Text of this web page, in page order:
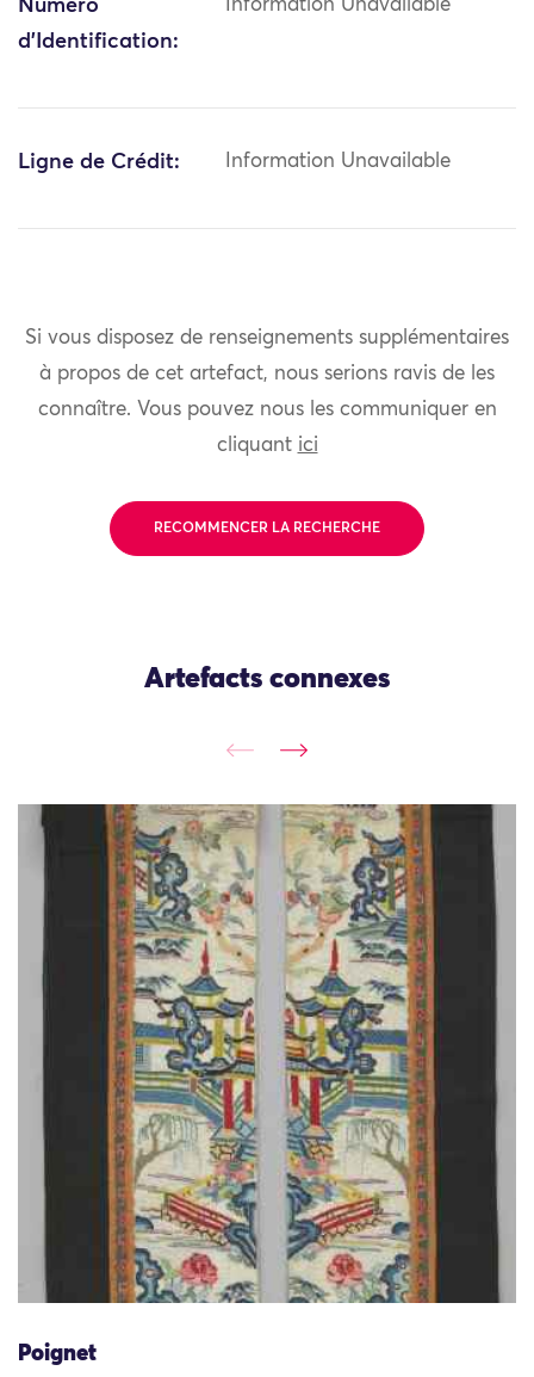
Numéro
d'Identification:
Information Unavailable
Ligne de Crédit: Information Unavailable
Si vous disposez de renseignements supplémentaires
à propos de cet artefact, nous serions ravis de les
connaître. Vous pouvez nous les communiquer en
cliquant ici
RECOMMENCER LA RECHERCHE
Artefacts connexes
Poignet